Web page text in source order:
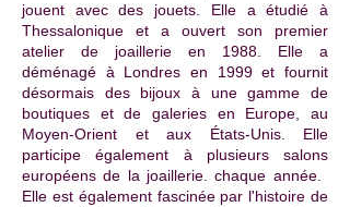
jouent avec des jouets. Elle a étudié à
Thessalonique et a ouvert son premier
atelier de joaillerie en 1988. Elle a
déménagé à Londres en 1999 et fournit
désormais des bijoux à une gamme de
boutiques et de galeries en Europe, au
Moyen-Orient et aux États-Unis. Elle
participe également à plusieurs salons
européens de la joaillerie. chaque année. ​
Elle est également fascinée par l'histoire de